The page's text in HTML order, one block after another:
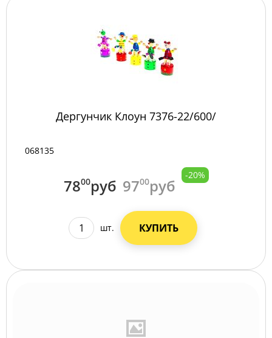
Дергунчик Клоун 7376-22/600/
068135
7800руб 9700руб
-20%
шт. КУПИТЬ